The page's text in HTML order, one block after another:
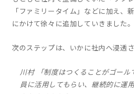
「ファミリータイム」などに加え、
にかけて徐々に追加していきました。
次のステップは、いかに社内へ浸透さ
川村 「制度はつくることがゴール
員に活用してもらい、継続的に運